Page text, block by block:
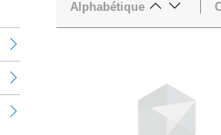
Alphabétique